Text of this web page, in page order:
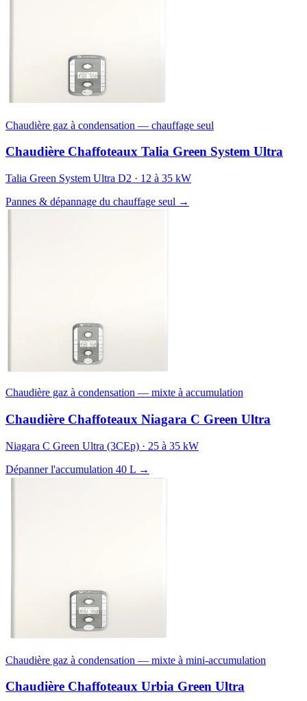
Chaudière gaz à condensation — chauffage seul
Chaudière Chaffoteaux Talia Green System Ultra
Talia Green System Ultra D2 · 12 à 35 kW
Pannes & dépannage du chauffage seul →
Chaudière gaz à condensation — mixte à accumulation
Chaudière Chaffoteaux Niagara C Green Ultra
Niagara C Green Ultra (3CEp) · 25 à 35 kW
Dépanner l'accumulation 40 L →
Chaudière gaz à condensation — mixte à mini-accumulation
Chaudière Chaffoteaux Urbia Green Ultra